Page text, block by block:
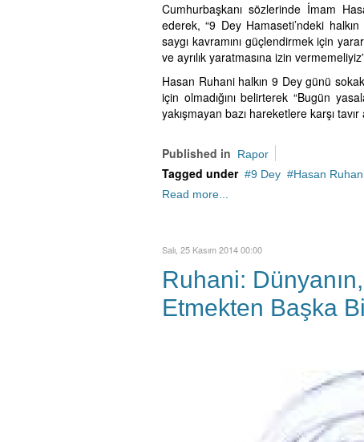
Cumhurbaşkanı sözlerinde İmam
ederek, “9 Dey Hamaseti’ndeki
saygı kavramını güçlendirmek için
ve ayrılık yaratmasına izin
Hasan Ruhani halkın 9 Dey günü
için olmadığını belirterek “Bugün
yakışmayan bazı hareketlere karşı
Published in Rapor
Tagged under 9 Dey
Hasan
Read more...
Salı, 25 Kasım 2014 00:00
Ruhani:
Etmekten Başka